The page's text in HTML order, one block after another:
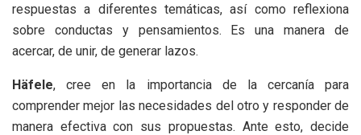
respuestas a diferentes temáticas, así como reflexiona
sobre conductas y pensamientos. Es una manera de
acercar, de unir, de generar lazos.
Häfele, cree en la importancia de la cercanía para
comprender mejor las necesidades del otro y responder de
manera efectiva con sus propuestas. Ante esto, decide